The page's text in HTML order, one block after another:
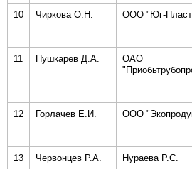
10 Чиркова О.Н. ООО "Юг-
11 Пушкарев Д.А.
ОАО
12 Горлачев Е.И. ООО
13 Червонцев Р.А. Нураева Р.С.